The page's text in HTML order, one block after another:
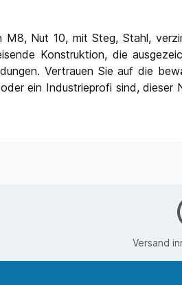
Nut 10, mit Steg, Stahl,
Konstruktion, die
Vertrauen Sie auf die
ein Industrieprofi sind,
Versand